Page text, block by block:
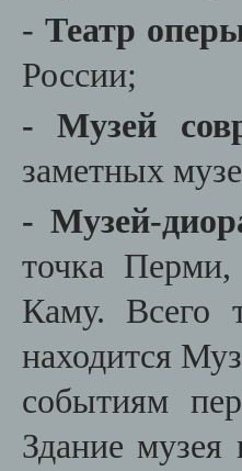
- Театр
России;
- Музей
заметных
-Музей-
точка Перми,
Каму. Всего
находится
событиям
Здание